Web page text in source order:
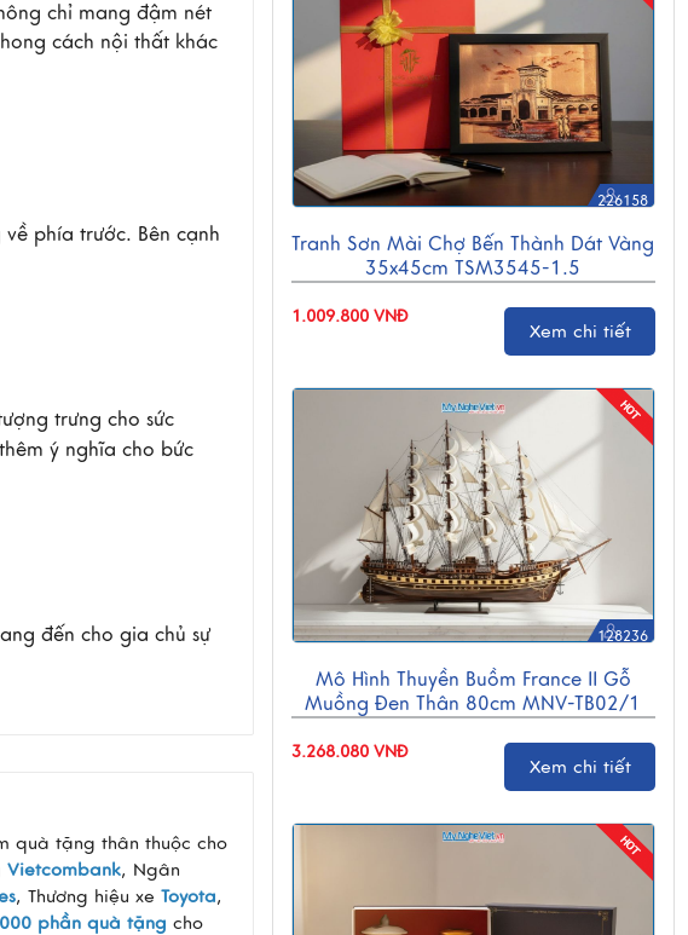
chỉ mang đậm nét
cách nội thất khác
phía trước. Bên cạnh
trưng cho sức
ý nghĩa cho bức
đến cho gia chủ sự
quà tặng thân thuộc cho
Vietcombank, Ngân
, Thương hiệu xe Toyota,
phần quà tặng cho
226158
Tranh Sơn Mài Chợ Bến Thành Dát Vàng
35x45cm TSM3545-1.5
1.009.800 VNĐ
Xem chi tiết
128236
Mô Hình Thuyền Buồm France II Gỗ
Muồng Đen Thân 80cm MNV-TB02/1
3.268.080 VNĐ
Xem chi tiết